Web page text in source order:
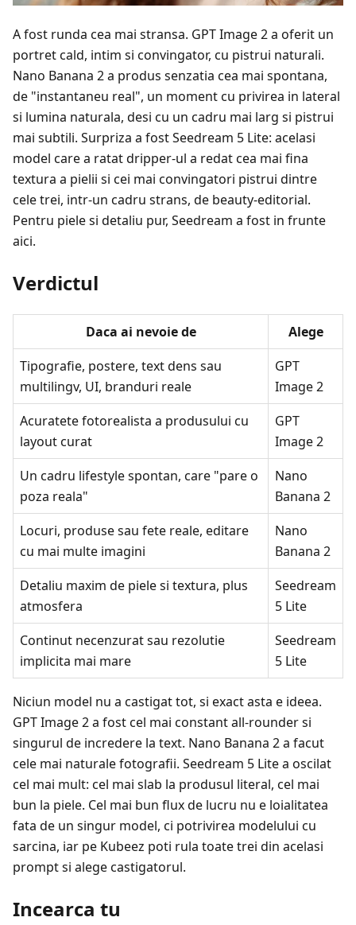
A fost runda cea mai stransa. GPT Image 2 a oferit un
portret cald, intim si convingator, cu pistrui naturali.
Nano Banana 2 a produs senzatia cea mai spontana,
de "instantaneu real", un moment cu privirea in lateral
si lumina naturala, desi cu un cadru mai larg si pistrui
mai subtili. Surpriza a fost Seedream 5 Lite: acelasi
model care a ratat dripper-ul a redat cea mai fina
textura a pielii si cei mai convingatori pistrui dintre
cele trei, intr-un cadru strans, de beauty-editorial.
Pentru piele si detaliu pur, Seedream a fost in frunte
aici.
Verdictul
Daca ai nevoie de
Alege
Tipografie, postere, text dens sau
multilingv, UI, branduri reale
GPT
Image 2
Acuratete fotorealista a produsului cu
layout curat
GPT
Image 2
Un cadru lifestyle spontan, care "pare o
poza reala"
Nano
Banana 2
Locuri, produse sau fete reale, editare
cu mai multe imagini
Nano
Banana 2
Detaliu maxim de piele si textura, plus
atmosfera
Seedream
5 Lite
Continut necenzurat sau rezolutie
implicita mai mare
Seedream
5 Lite
Niciun model nu a castigat tot, si exact asta e ideea.
GPT Image 2 a fost cel mai constant all-rounder si
singurul de incredere la text. Nano Banana 2 a facut
cele mai naturale fotografii. Seedream 5 Lite a oscilat
cel mai mult: cel mai slab la produsul literal, cel mai
bun la piele. Cel mai bun flux de lucru nu e loialitatea
fata de un singur model, ci potrivirea modelului cu
sarcina, iar pe Kubeez poti rula toate trei din acelasi
prompt si alege castigatorul.
Incearca tu